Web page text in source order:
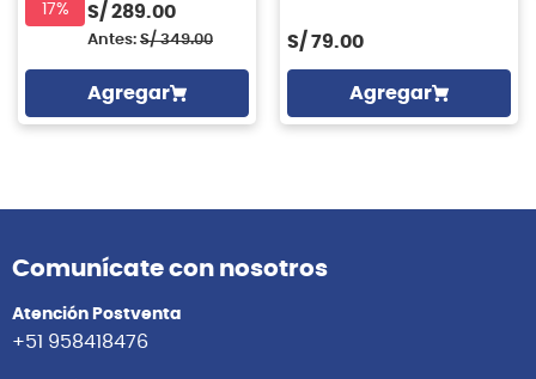
17% S/ 289.00
Antes: S/ 349.00
Agregar
S/ 79.00
Agregar
Comunícate con nosotros
Atención Postventa
+51 958418476